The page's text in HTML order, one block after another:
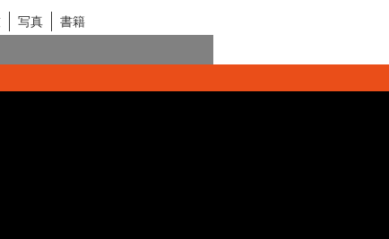
写真
書籍